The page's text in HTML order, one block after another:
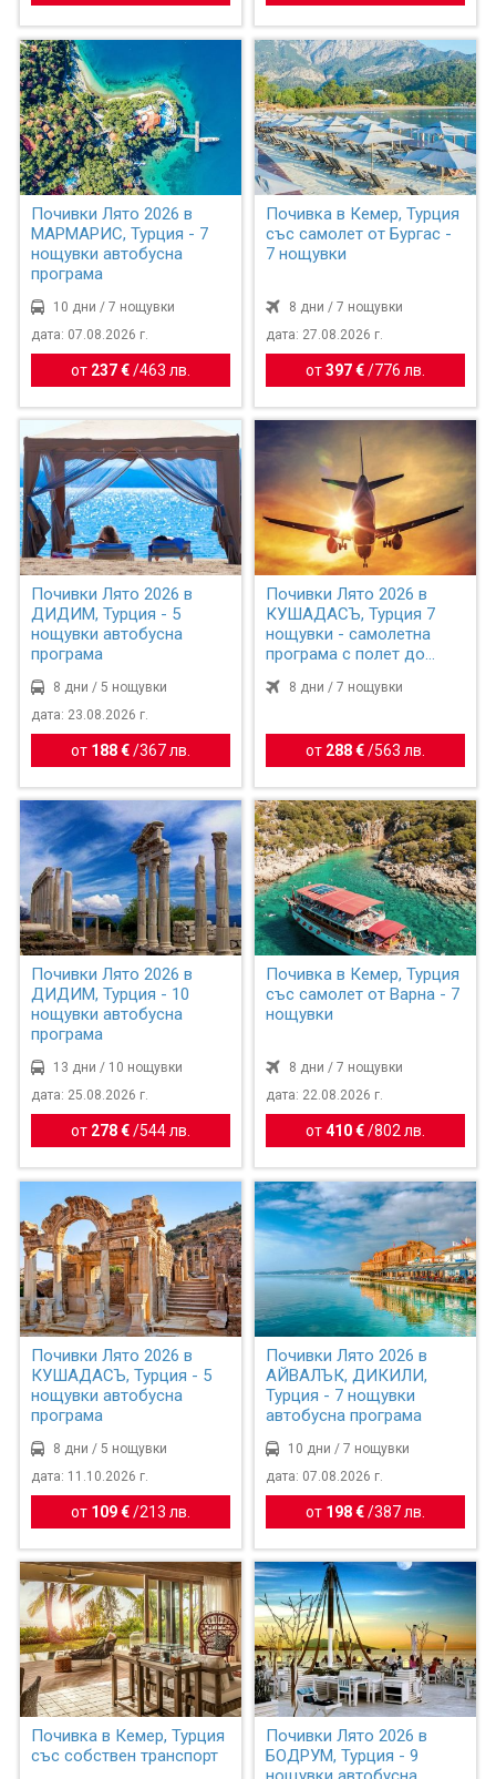
Почивки Лято 2026 в
МАРМАРИС, Турция - 7
нощувки автобусна
програма
10 дни / 7 нощувки
дата: 07.08.2026 г.
от 237 € /463 лв.
Почивка в Кемер, Турция
със самолет от Бургас -
7 нощувки
8 дни / 7 нощувки
дата: 27.08.2026 г.
от397 €/ 776 лв.
Почивки Лято 2026 в
ДИДИМ, Турция - 5
нощувки автобусна
програма
8 дни / 5 нощувки
дата: 23.08.2026 г.
от 188 € /367 лв.
Почивки Лято 2026 в
КУШАДАСЪ, Турция 7
нощувки - самолетна
програма с полет до
8 дни / 7 нощувки
от 288 €/563 лв.
Почивки Лято 2026 в
ДИДИМ, Турция - 10
нощувки автобусна
програма
13 дни / 10 нощувки
дата: 25.08.2026 г.
от 278 € /544 лв.
Почивка в Кемер, Турция
със самолет от Варна - 7
нощувки
8 дни / 7 нощувки
дата: 22.08.2026 г.
от410 €/802 лв.
Почивки Лято 2026 в
КУШАДАСЪ, Турция - 5
нощувки автобусна
програма
8 дни / 5 нощувки
дата: 11.10.2026 г.
от 109 € /213 лв.
Почивки Лято 2026 в
АЙВАЛЪК, ДИКИЛИ,
Турция - 7 нощувки
автобусна програма
10 дни / 7 нощувки
дата: 07.08.2026 г.
от 198 €/387 лв.
Почивка в Кемер, Турция
със собствен транспорт
Почивки Лято 2026 в
БОДРУМ, Турция - 9